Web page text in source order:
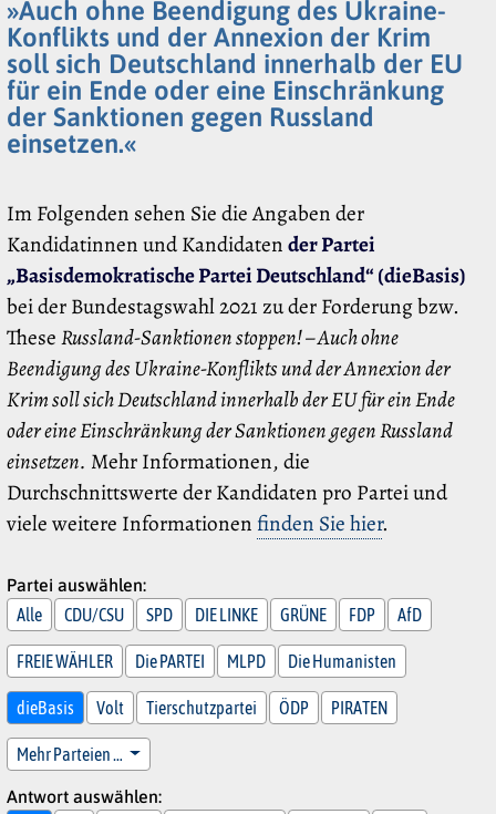
»Auch ohne Beendigung des Ukraine-
Konflikts und der Annexion der Krim
soll sich Deutschland innerhalb der EU
für ein Ende oder eine Einschränkung
der Sanktionen gegen Russland
einsetzen.«
Im Folgenden sehen Sie die Angaben der
Kandidatinnen und Kandidatender Partei
„Basisdemokratische Partei Deutschland“ (dieBasis)
bei der Bundestagswahl 2021 zu der Forderung bzw.
TheseRussland-Sanktionen stoppen! – Auch ohne
Beendigung des Ukraine-Konflikts und der Annexion der
Krim soll sich Deutschland innerhalb der EU für ein Ende
oder eine Einschränkung der Sanktionen gegen Russland
einsetzen. Mehr Informationen, die
Durchschnittswerte der Kandidaten pro Partei und
viele weitere Informationen finden Sie hier.
Partei auswählen:
Alle
CDU/CSU SPD DIE LINKE GRÜNE FDP AfD
FREIE WÄHLER Die PARTEI MLPD Die Humanisten
dieBasis Volt Tierschutzpartei ÖDP PIRATEN
Mehr Parteien …
Antwort auswählen: